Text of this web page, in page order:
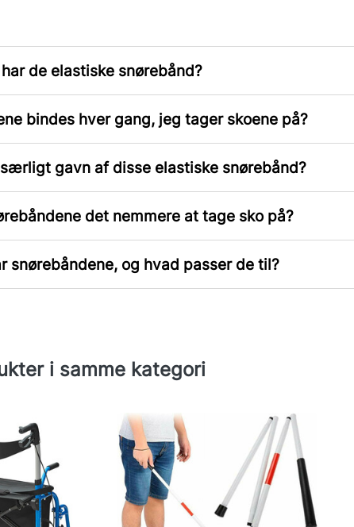
de elastiske snørebånd?
bindes hver gang, jeg tager skoene på?
gavn af disse elastiske snørebånd?
det nemmere at tage sko på?
snørebåndene, og hvad passer de til?
i samme kategori